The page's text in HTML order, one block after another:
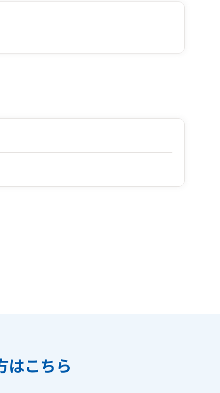
はこちら